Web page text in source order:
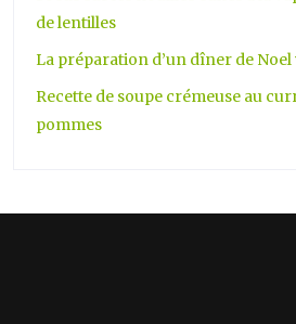
de lentilles
La préparation d’un dîner de
Recette de soupe crémeuse au
pommes